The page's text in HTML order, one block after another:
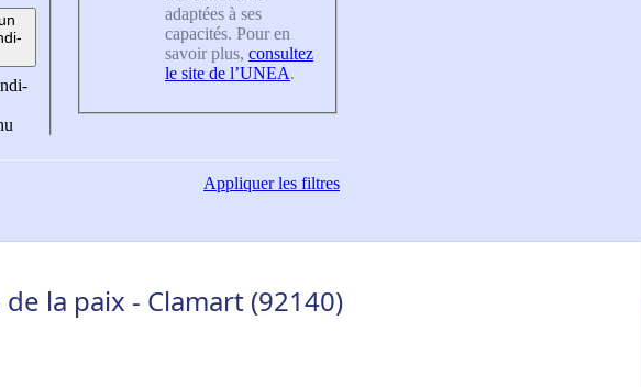
adaptées à ses
capacités. Pour en
savoir plus, consultez
le site de l’UNEA.
Appliquerles filtres
la paix - Clamart (92140)